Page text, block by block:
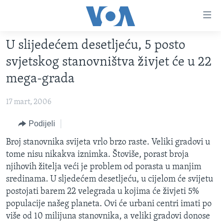
glavni
sadržaj
Pređi
na
glavnu
pretragu
TV PROGRAM
VIDEO
FOTOGRAFIJE DANA
VIJESTI
SJEDINJENE AMERIČKE DRŽAVE
BOSNA I HERCEGOVINA
SVIJET
NAUKA I TEHNOLOGIJA
SPECIJALNI PROJEKTI
KORUPCIJA
SLOBODA MEDIJA
ŽENSKA STRANA
IZBJEGLIČKA STRANA
U slijedećem desetljeću, 5 posto
svjetskog stanovništva živjet će u 22
mega-grada
17 mart, 2006
Podijeli
Broj stanovnika svijeta vrlo brzo raste. Veliki gradovi u
tome nisu nikakva iznimka. Štoviše, porast broja
njihovih žitelja veći je problem od porasta u manjim
sredinama. U sljedećem desetljeću, u cijelom će svijetu
postojati barem 22 velegrada u kojima će živjeti 5%
populacije našeg planeta. Ovi će urbani centri imati po
više od 10 milijuna stanovnika, a veliki gradovi donose